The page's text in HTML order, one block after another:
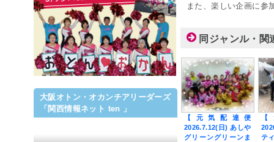
また、楽しい企画に参
同ジャンル・関
【元気配達便
2026.7.12(日) あしや
グリーングリーンま
テ
大阪オトン・オカンチアリーダーズ
「関西情報ネット ten 」